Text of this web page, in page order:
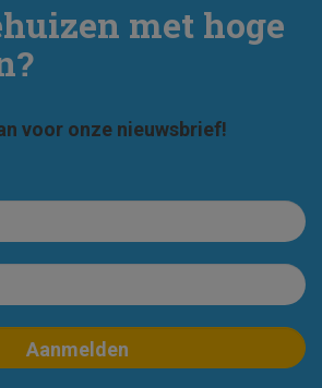
met hoge
voor onze nieuwsbrief!